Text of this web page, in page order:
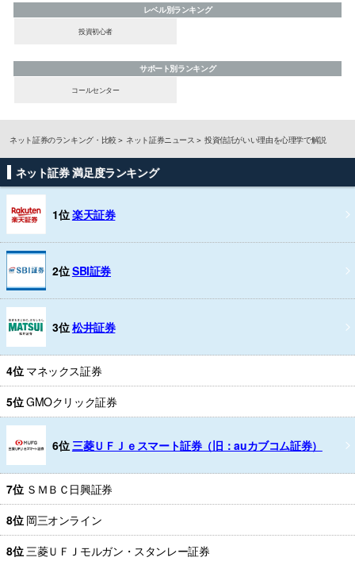
レベル別ランキング
投資初心者
サポート別ランキング
コールセンター
ネット証券のランキング・比較 ネット証券ニュース 投資信託がいい理由を心理学で解説
ネット証券 満足度ランキング
1位楽天証券
2位SBI証券
3位松井証券
4位 マネックス証券
5位GMOクリック証券
6位 三菱ＵＦＪｅスマート証券（旧：auカブコム証券）
7位 ＳＭＢＣ日興証券
8位 岡三オンライン
8位 三菱ＵＦＪモルガン・スタンレー証券